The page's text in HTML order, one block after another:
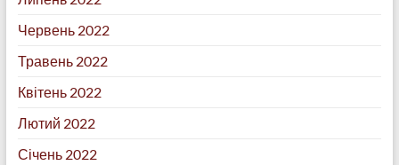
Червень 2022
Травень 2022
Квітень 2022
Лютий 2022
Січень 2022